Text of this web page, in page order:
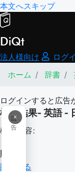
本文へスキップ
DiQt
法人様向け
ログ
ホーム
辞書
ログインすると広告
×
広
告
検索結果- 英語 -
検索内容:
Dead
翻訳する